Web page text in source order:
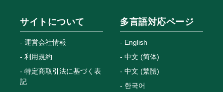
サイトについて
運営会社情報
利用規約
特定商取引法に基づく表
記
多言語対応ページ
English
中文 (简体)
中文 (繁體)
한국어